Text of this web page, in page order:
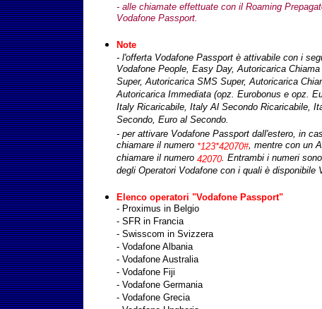
- alle chiamate effettuate con il Roaming
Vodafone Passport.
Note
- l'offerta Vodafone Passport è attivabile con i
Vodafone People, Easy Day, Autoricarica
Super, Autoricarica SMS Super, Autoricarica
Autoricarica Immediata (opz. Eurobonus e opz.
Italy Ricaricabile, Italy Al Secondo Ricaricabile,
Secondo, Euro al Secondo.
- per attivare Vodafone Passport dall'estero, in
chiamare il numero *123*42070#, mentre con un
chiamare il numero 42070. Entrambi i numeri
degli Operatori Vodafone con i quali è disponibile
Elenco operatori "Vodafone Passport"
- Proximus in Belgio
- SFR in Francia
- Swisscom in Svizzera
- Vodafone Albania
- Vodafone Australia
- Vodafone Fiji
- Vodafone Germania
- Vodafone Grecia